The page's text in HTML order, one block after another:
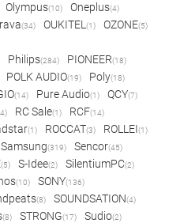
Olympus(10) Oneplus(4)
(34) OUKITEL (1) OZONE(5)
Philips(284) PIONEER(18)
POLK AUDIO(19) Poly(18)
(14) Pure Audio(1) QCY(7)
RC Sale(1) RCF(14)
(1) ROCCAT(3) ROLLEI(1)
Samsung(319) Sencor(45)
(5) S-Idee(2) SilentiumPC(2)
(10) SONY(136)
(8) SOUNDSATION(4)
(8) STRONG(17) Sudio(2)